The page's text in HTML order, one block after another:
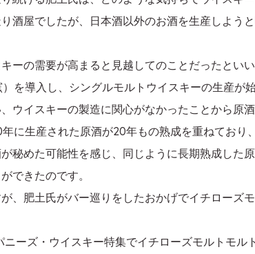
酒屋でしたが、日本酒以外のお酒を生産しよう
ーの需要が高まると見越してのことだったといい
を導入し、シングルモルトウイスキーの生産が始
ウイスキーの製造に関心がなかったことから原
に生産された原酒が20年もの熟成を重ねており
秘めた可能性を感じ、同じように長期熟成した
できたのです。
、肥土氏がバー巡りをしたおかげでイチローズ
ーズ・ウイスキー特集でイチローズモルトモル